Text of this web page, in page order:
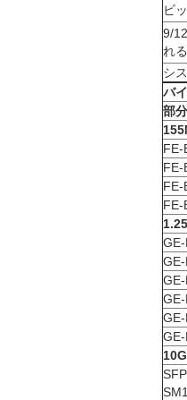
ビ
9/
れ
シ
バ
部
FE-
FE-
FE-
FE-